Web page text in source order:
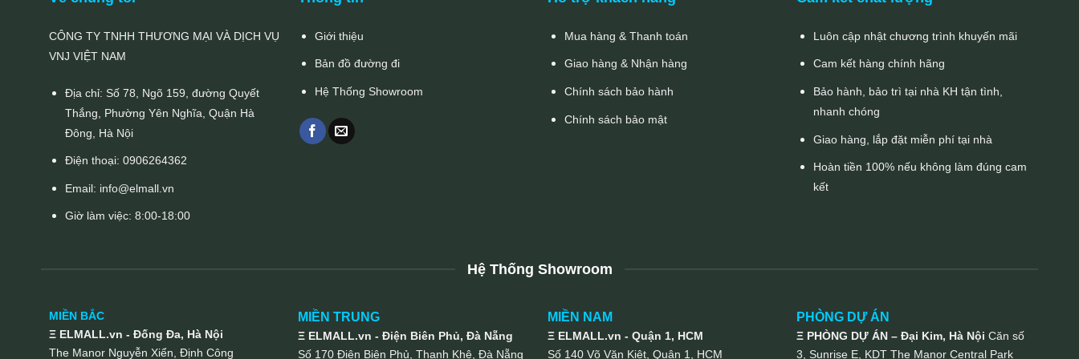
CÔNG TY TNHH THƯƠNG MẠI VÀ DỊCH VỤ
VNJ VIỆT NAM
Địa chỉ: Số 78, Ngõ 159, đường Quyết
Thắng, Phường Yên Nghĩa, Quận Hà
Đông, Hà Nội
Điện thoại:0906264362
Email: info@elmall.vn
Giờ làm việc: 8:00-18:00
Giới thiệu
Bản đồ đường đi
Hệ Thống Showroom
Mua hàng & Thanh toán
Giao hàng & Nhận hàng
Chính sách bảo hành
Chính sách bảo mật
Luôn cập nhật chương trình khuyến mãi
Cam kết hàng chính hãng
Bảo hành, bảo trì tại nhà KH tận tình,
nhanh chóng
Giao hàng, lắp đặt miễn phí tại nhà
Hoàn tiền 100% nếu không làm đúng cam
kết
Hệ Thống Showroom
MIỀN BẮC
Ξ ELMALL.vn - Đống Đa, Hà Nội
The Manor Nguyễn Xiển, Định Công
MIỀN TRUNG
Ξ ELMALL.vn - Điện Biên Phủ, Đà Nẵng
Số 170 Điện Biên Phủ, Thanh Khê, Đà Nẵng
MIỀN NAM
Ξ ELMALL.vn - Quận 1, HCM
Số 140 Võ Văn Kiệt, Quận 1, HCM
PHÒNG DỰ ÁN
Ξ PHÒNG DỰ ÁN – Đại Kim, Hà Nội Căn số
3, Sunrise E, KDT The Manor Central Park